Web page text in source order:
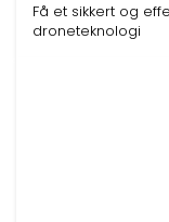
Få et sikkert og
droneteknologi